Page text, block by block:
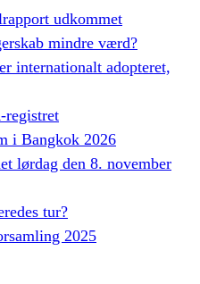
udkommet
mindre værd?
internationalt adopteret,
registret
i Bangkok 2026
lørdag den 8. november
tur?
2025